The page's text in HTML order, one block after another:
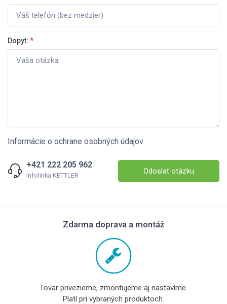
Dopyt: *
Informácie o ochrane osobných údajov
+421 222 205 962
Infolinka KETTLER Odoslať otázku
Zdarma doprava a montáž
Tovar privezieme, zmontujeme aj nastavíme.
Platí pri vybraných produktoch.